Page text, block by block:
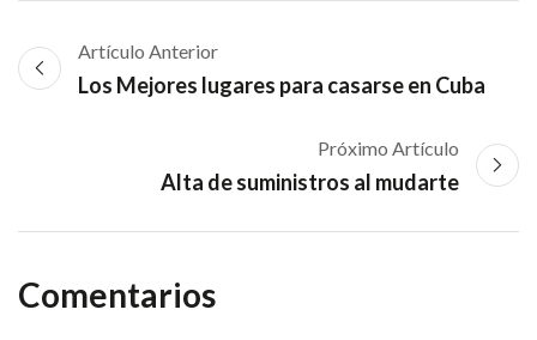
Artículo Anterior
Los Mejores lugares para casarse en Cuba
Próximo Artículo
Alta de suministros al mudarte
Comentarios